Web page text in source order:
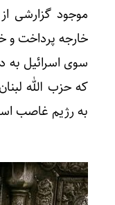
موجود گزارشی
خارجه پرداخت
سوی اسرائیل
که حزب الله
به رژیم غاصب